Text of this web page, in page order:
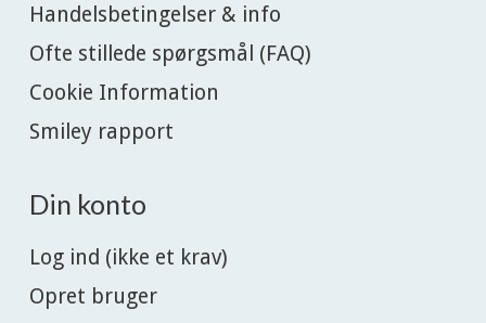
Handelsbetingelser & info
Ofte stillede spørgsmål (FAQ)
Cookie Information
Smiley rapport
Din konto
Log ind (ikke et krav)
Opret bruger